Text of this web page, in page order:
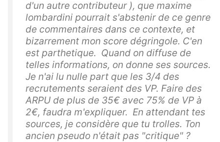
d'un autre contributeur ), que maxime
lombardini pourrait s'abstenir de ce genre
de commentaires dans ce contexte, et
bizarrement mon score dégringole. C'en
est parthetique. Quand on diffuse de
telles informations, on donne ses sources.
Je n'ai lu nulle part que les 3/4 des
recrutements seraient des VP. Faire des
ARPU de plus de 35€ avec 75% de VP à
2€, faudra m'expliquer. En attendant tes
sources, je considère que tu trolles. Ton
ancien pseudo n'était pas "critique" ?